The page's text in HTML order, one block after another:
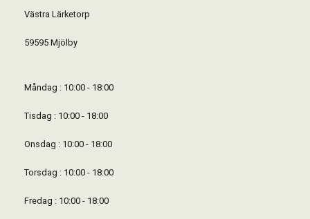
Västra Lärketorp
59595 Mjölby
Måndag : 10:00 - 18:00
Tisdag : 10:00 - 18:00
Onsdag : 10:00 - 18:00
Torsdag : 10:00 - 18:00
Fredag : 10:00 - 18:00